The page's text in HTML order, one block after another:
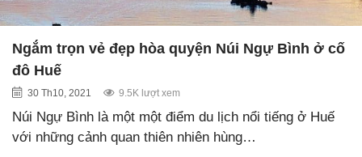
Ngắm trọn vẻ đẹp hòa quyện Núi Ngự Bình ở cố
đô Huế
30 Th10, 2021 9.5K lượt xem
Núi Ngự Bình là một một điểm du lịch nổi tiếng ở Huế
với những cảnh quan thiên nhiên hùng…